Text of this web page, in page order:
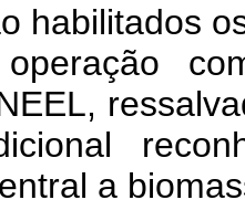
habilitados
a